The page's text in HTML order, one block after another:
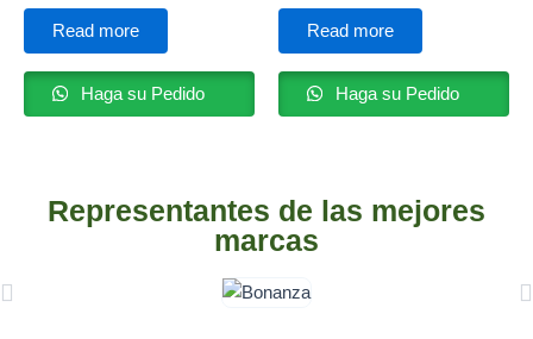
Read more
Haga su Pedido
Read more
Haga su Pedido
Representantes de las mejores
marcas